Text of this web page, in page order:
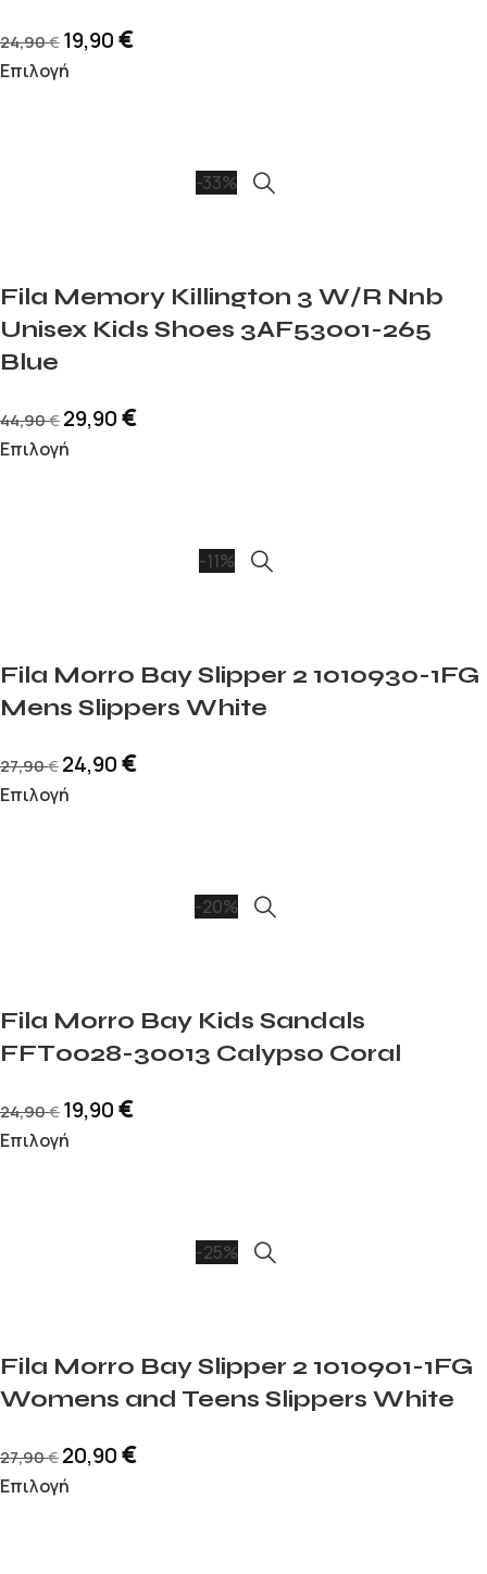
24,90€ 19,90€
Επιλογή
-33%
Fila Memory Killington 3 W/R Nnb
Unisex Kids Shoes 3AF53001-265
Blue
44,90€ 29,90€
Επιλογή
-11%
Fila Morro Bay Slipper 2 1010930-1FG
Mens Slippers White
27,90€ 24,90€
Επιλογή
-20%
Fila Morro Bay Kids Sandals
FFT0028-30013 Calypso Coral
24,90€ 19,90€
Επιλογή
-25%
Fila Morro Bay Slipper 2 1010901-1FG
Womens and Teens Slippers White
27,90€ 20,90€
Επιλογή